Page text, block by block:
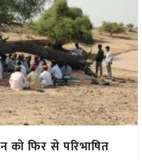
को फिर से परिभाषित